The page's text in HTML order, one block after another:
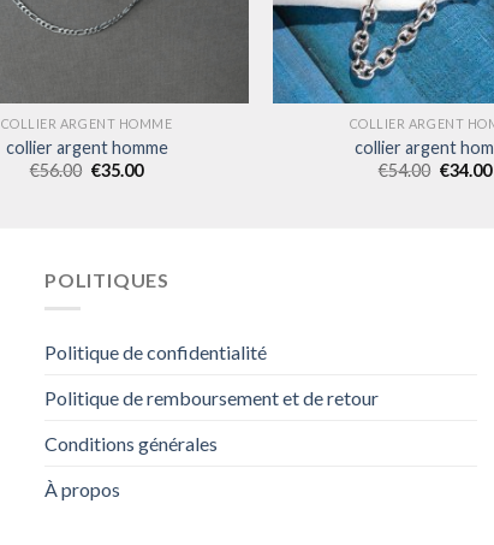
COLLIER ARGENT HOMME
collier argent homme
€56.00 €35.00
COLLIER ARGENT
collier argent
€54.00 €34.00
POLITIQUES
Politique de confidentialité
Politique de remboursement et de retour
Conditions générales
À propos